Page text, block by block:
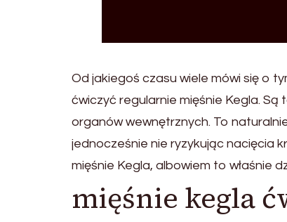
Od jakiegoś czasu wiele mówi się o
ćwiczyć regularnie mięśnie Kegla. Są
organów wewnętrznych. To
jednocześnie nie ryzykując nacięcia
mięśnie Kegla, albowiem to właśnie
mięśnie kegla